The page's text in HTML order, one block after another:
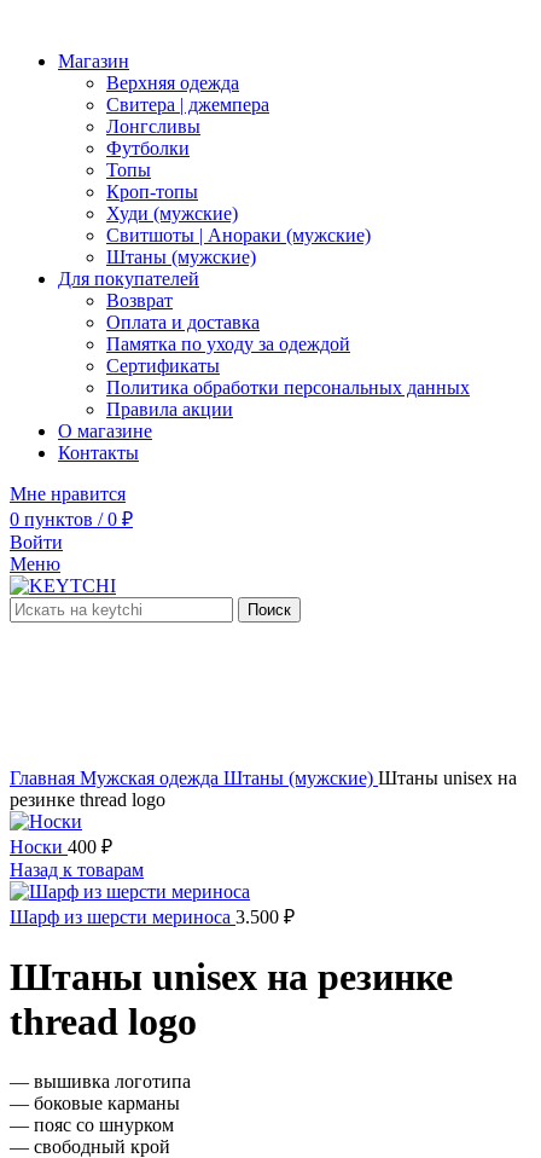
Магазин
Верхняя одежда
Свитера | джемпера
Лонгсливы
Футболки
Топы
Кроп-топы
Худи (мужские)
Свитшоты | Анораки (мужские)
Штаны (мужские)
Для покупателей
Возврат
Оплата и доставка
Памятка по уходу за одеждой
Сертификаты
Политика обработки персональных данных
Правила акции
О магазине
Контакты
Мне нравится
0 пунктов / 0 ₽
Войти
Меню
Поиск
Главная Мужская одежда Штаны (мужские) Штаны unisex на
резинке thread logo
Носки 400 ₽
Назад к товарам
Шарф из шерсти мериноса 3.500 ₽
Штаны unisex на резинке
thread logo
— вышивка логотипа
— боковые карманы
— пояс со шнурком
— свободный крой